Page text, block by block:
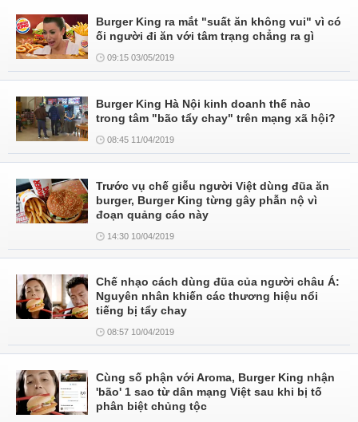
Burger King ra mắt "suất ăn không vui" vì có
ối người đi ăn với tâm trạng chẳng ra gì
09:15 03/05/2019
Burger King Hà Nội kinh doanh thế nào
trong tâm "bão tẩy chay" trên mạng xã hội?
08:45 11/04/2019
Trước vụ chế giễu người Việt dùng đũa ăn
burger, Burger King từng gây phẫn nộ vì
đoạn quảng cáo này
14:30 10/04/2019
Chế nhạo cách dùng đũa của người châu Á:
Nguyên nhân khiến các thương hiệu nổi
tiếng bị tẩy chay
08:57 10/04/2019
Cùng số phận với Aroma, Burger King nhận
'bão' 1 sao từ dân mạng Việt sau khi bị tố
phân biệt chủng tộc